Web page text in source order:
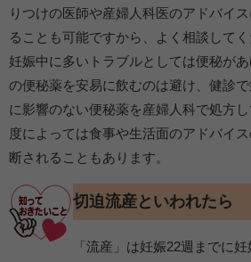
りつけの医師や産婦人科医のアドバイ
ることも可能ですから、よく相談してく
妊娠中に多いトラブルとしては便秘が
の便秘薬を安易に飲むのは避け、健診
に影響のない便秘薬を産婦人科で処方
度によっては食事や生活面のアドバイ
断されることもあります。
切迫流産といわれたら
「流産」は妊娠22週までに